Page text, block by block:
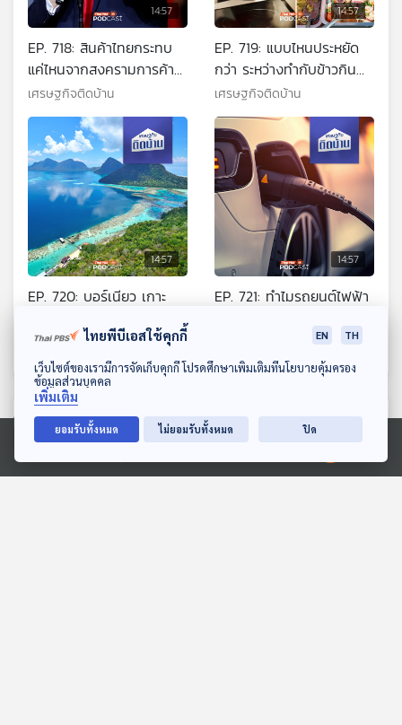
ดาวน์โหลด Thai PBS Podcast Application
Ⓒ 2020 องค์การกระจายเสียงและแพร่ภาพสาธารณะแห่งประเทศไทย
14:57
EP. 718: สินค้าไทยกระทบ
แค่ไหนจากสงครามการค้า
สหรัฐฯ
เศรษฐกิจติดบ้าน
14:57
EP. 719: แบบไหนประหยัด
กว่า ระหว่างทำกับข้าวกิน
เองหรือซื้อจากร้านอาหาร ?
เศรษฐกิจติดบ้าน
14:57
EP. 720: บอร์เนียว เกาะ
ออกเฉียงใต้ หมุดหมาย
อนาคตทางเศรฐกิจใน
ภูมิภาค
เศรษฐกิจติดบ้าน
14:57
EP. 721: ทำไมรถยนต์ไฟฟ้า
ตอนที่เกี่ยวข้อง
ไทยพีบีเอสใช้คุกกี้ EN TH
เว็บไซต์ของเรามีการจัดเก็บคุกกี้ โปรดศึกษาเพิ่มเติมที่นโยบายคุ้มครอง
ข้อมูลส่วนบุคคล
เพิ่มเติม
ยอมรับทั้งหมด ไม่ยอมรับทั้งหมด ปิด